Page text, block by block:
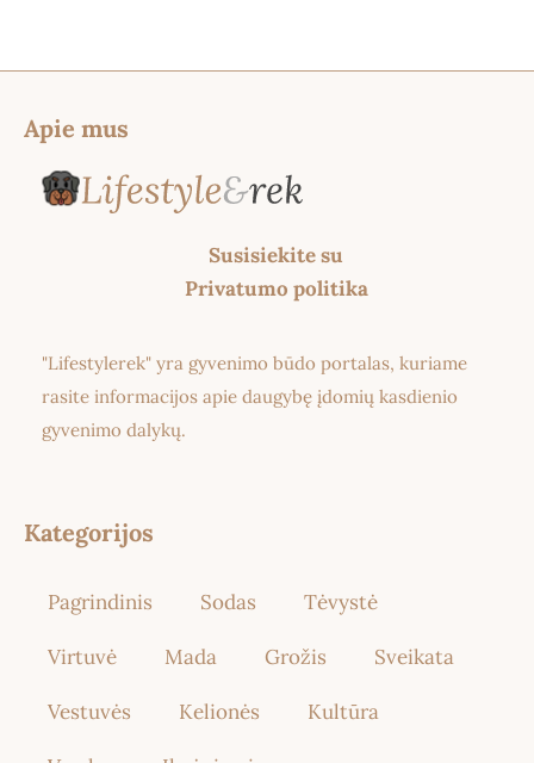
Apie mus
Susisiekite su
Privatumo politika
"Lifestylerek" yra gyvenimo būdo portalas, kuriame
rasite informacijos apie daugybę įdomių kasdienio
gyvenimo dalykų.
Kategorijos
Pagrindinis Sodas Tėvystė
Virtuvė Mada Grožis Sveikata
Vestuvės Kelionės Kultūra